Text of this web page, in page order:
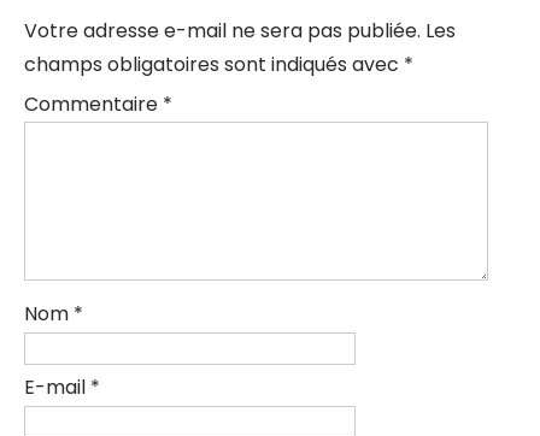
Votre adresse e-mail ne sera pas publiée. Les
champs obligatoires sont indiqués avec *
Commentaire *
Nom *
E-mail *